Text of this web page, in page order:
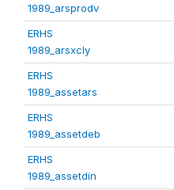
1989_arsprodv
ERHS
1989_arsxcly
ERHS
1989_assetars
ERHS
1989_assetdeb
ERHS
1989_assetdin